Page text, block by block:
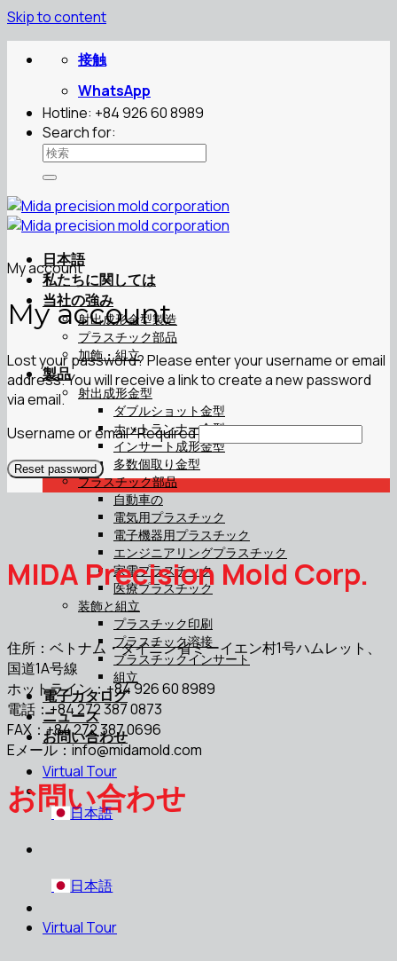
Skip to content
接触
WhatsApp
Hotline: +84 926 60 8989
Search for:
日本語
私たちに関しては
当社の強み
射出成形金型製造
プラスチック部品
加飾・組立
製品
射出成形金型
ダブルショット金型
ホットランナー金型
インサート成形金型
多数個取り金型
プラスチック部品
自動車の
電気用プラスチック
電子機器用プラスチック
エンジニアリングプラスチック
家電プラスチック
医療プラスチック
装飾と組立
プラスチック印刷
プラスチック溶接
プラスチックインサート
組立
電子カタログ
ニュース
お問い合わせ
Virtual Tour
日本語
日本語
Virtual Tour
My account
My account
Lost your password? Please enter your username or email
address. You will receive a link to create a new password
via email.
Username or email*Required
Reset password
MIDA Precision Mold Corp.
住所：ベトナム・タイニン省ミーイエン村1号ハムレット、
国道1A号線
ホットライン：+84 926 60 8989
電話：+84 272 387 0873
FAX：+84 272 387 0696
Eメール：info@midamold.com
お問い合わせ